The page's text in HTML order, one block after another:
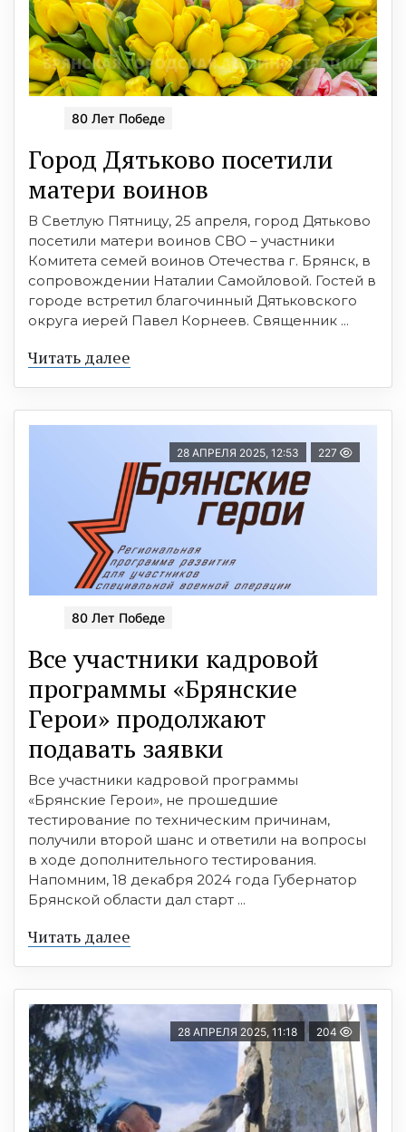
80 Лет Победе
Город Дятьково посетили
матери воинов
В Светлую Пятницу, 25 апреля, город Дятьково
посетили матери воинов СВО – участники
Комитета семей воинов Отечества г. Брянск, в
сопровождении Наталии Самойловой. Гостей в
городе встретил благочинный Дятьковского
округа иерей Павел Корнеев. Священник ...
Читать далее
28 АПРЕЛЯ 2025, 12:53 227
80 Лет Победе
Все участники кадровой
программы «Брянские
Герои» продолжают
подавать заявки
Все участники кадровой программы
«Брянские Герои», не прошедшие
тестирование по техническим причинам,
получили второй шанс и ответили на вопросы
в ходе дополнительного тестирования.
Напомним, 18 декабря 2024 года Губернатор
Брянской области дал старт ...
Читать далее
28 АПРЕЛЯ 2025, 11:18 204